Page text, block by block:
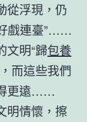
從浮現，仍
戲連臺”……
文明“歸包養
而這些我們
更遠……
明情懷，擦